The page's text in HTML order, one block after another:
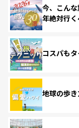
今、こん
年絶対行
コスパも
地球の歩